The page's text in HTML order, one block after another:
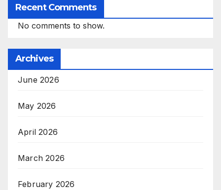
Recent Comments
No comments to show.
Archives
June 2026
May 2026
April 2026
March 2026
February 2026